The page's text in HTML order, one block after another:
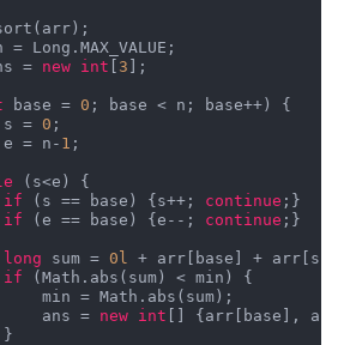
= Long.MAX_VALUE;
= new int [ 3 ];
base = 0 ; base < n; base++) {
s = 0 ;
e = n- 1 ;
(s<e) {
if (s == base) {s++; continue ;}
if (e == base) {e--; continue ;}
long sum = 0l
+ arr[base] + arr[s]
if (Math.abs(sum) < min) {
min = Math.abs(sum);
ans =
new int [] {arr[base],